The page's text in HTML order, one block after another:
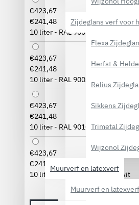
Zijdeglans verf voor
Flexa
Herfst &
Relius
Sikkens
Trimetal
Wijzonol
Muurverf en latexverf
Muurverf en latexverf
€423,67
€241,48
10 liter - RAL 9001 Crémewit
€423,67
€241,48
10 liter - RAL 9003 Signaalwit
€423,67
€241,48
10 liter - RAL 9010 Zuiverwit
€423,67
€241,48
10 liter - RAL 9016 Verkeerswit